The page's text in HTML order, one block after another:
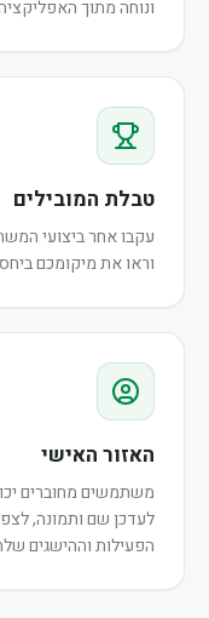
ונוחה מתוך
טבלת המובילים
עקבו אחר ביצועי
וראו את מיקומכם
האזור האישי
משתמשים מחוברים
לעדכן שם ותמונה,
הפעילות וההישגים